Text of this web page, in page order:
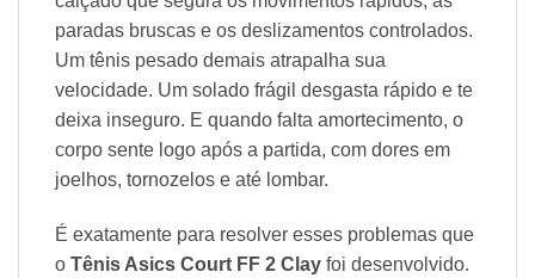
paradas bruscas e os deslizamentos controlados.
Um tênis pesado demais atrapalha sua
velocidade. Um solado frágil desgasta rápido e te
deixa inseguro. E quando falta amortecimento, o
corpo sente logo após a partida, com dores em
joelhos, tornozelos e até lombar.
É exatamente para resolver esses problemas que
o Tênis Asics Court FF 2 Clay foi desenvolvido.